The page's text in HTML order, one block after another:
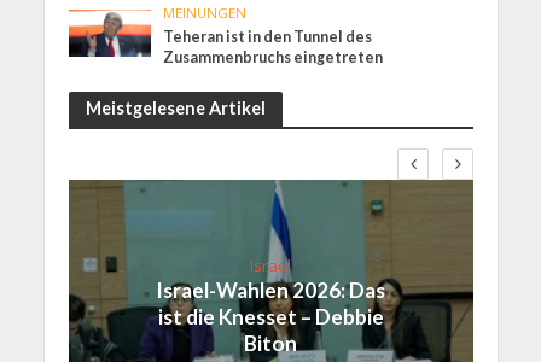
MEINUNGEN
Teheran ist in den Tunnel des
Zusammenbruchs eingetreten
Meistgelesene Artikel
Israel
Israel-Wahlen 2026: Das
ist die Knesset – Debbie
Biton